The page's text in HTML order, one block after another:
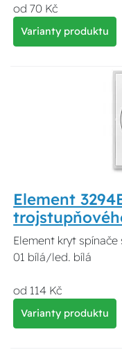
od 70 Kč
Varianty produktu
Element
Element kryt
01 bílá/led. bílá
od 114 Kč
Varianty produktu